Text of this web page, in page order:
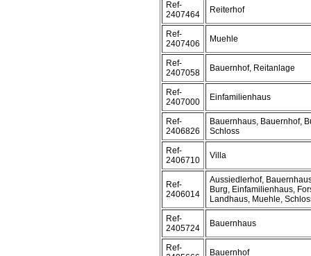
Ref-
2407464
Reiterhof
Ref-
2407406
Muehle
Ref-
2407058
Bauernhof, Reitanlage
Ref-
2407000
Einfamilienhaus
Ref-
2406826
Bauernhaus, Bauernhof,
Schloss
Ref-
2406710
Villa
Ref-
2406014
Aussiedlerhof,
Burg, Einfamilienhaus,
Landhaus, Muehle,
Ref-
2405724
Bauernhaus
Ref-
Bauernhof